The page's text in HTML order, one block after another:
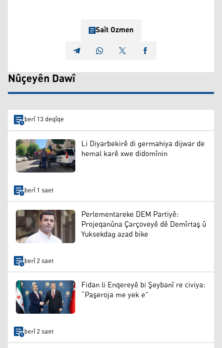
Saît Ozmen
Nûçeyên Dawî
berî 13 deqîqe
Li Diyarbekirê di germahiya dijwar de
hemal karê xwe didomînin
berî 1 saet
Perlementareke DEM Partiyê:
Projeqanûna Çarçoveyê dê Demîrtaş û
Yuksekdag azad bike
berî 2 saet
Fidan li Enqereyê bi Şeybanî re civiya:
“Paşeroja me yek e”
berî 2 saet